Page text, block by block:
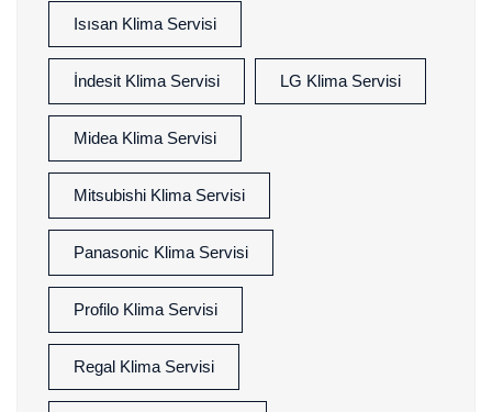
Isısan Klima Servisi
İndesit Klima Servisi LG Klima Servisi
Midea Klima Servisi
Mitsubishi Klima Servisi
Panasonic Klima Servisi
Profilo Klima Servisi
Regal Klima Servisi